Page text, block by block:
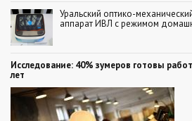
Уральский оптико-
аппарат ИВЛ с режимом
Исследование: 40% зумеров готовы
лет